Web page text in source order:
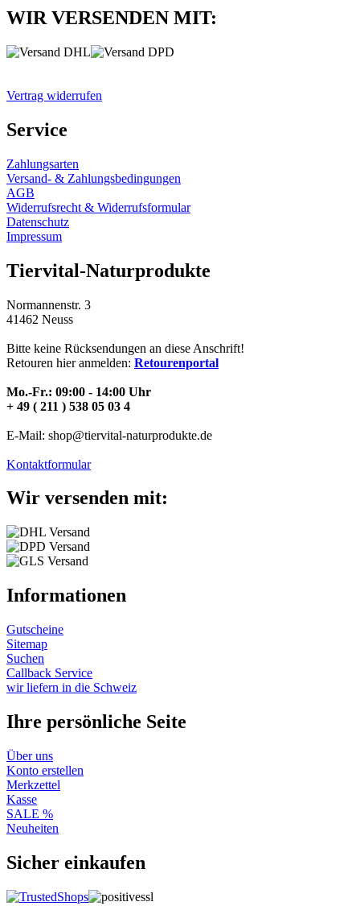
WIR VERSENDEN MIT:
Vertrag widerrufen
Service
Zahlungsarten
Versand- & Zahlungsbedingungen
AGB
Widerrufsrecht & Widerrufsformular
Datenschutz
Impressum
Tiervital-Naturprodukte
Normannenstr. 3
41462 Neuss
Bitte keine Rücksendungen an diese Anschrift!
Retouren hier anmelden: Retourenportal
Mo.-Fr.: 09:00 - 14:00 Uhr
+ 49 ( 211 ) 538 05 03 4
E-Mail: shop@tiervital-naturprodukte.de
Kontaktformular
Wir versenden mit:
Informationen
Gutscheine
Sitemap
Suchen
Callback Service
wir liefern in die Schweiz
Ihre persönliche Seite
Über uns
Konto erstellen
Merkzettel
Kasse
SALE %
Neuheiten
Sicher einkaufen